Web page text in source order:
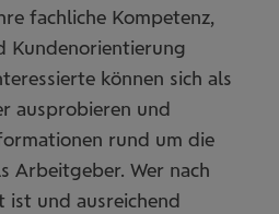
fachliche Kompetenz,
Kundenorientierung
können sich als
ausprobieren und
rund um die
Arbeitgeber. Wer nach
ist und ausreichend